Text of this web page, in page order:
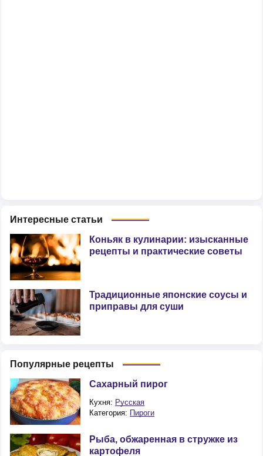
Интересные статьи
Коньяк в кулинарии: изысканные
рецепты и практические советы
Традиционные японские соусы и
приправы для суши
Популярные рецепты
Сахарный пирог
Кухня: Русская
Категория: Пироги
Рыба, обжаренная в стружке из
картофеля